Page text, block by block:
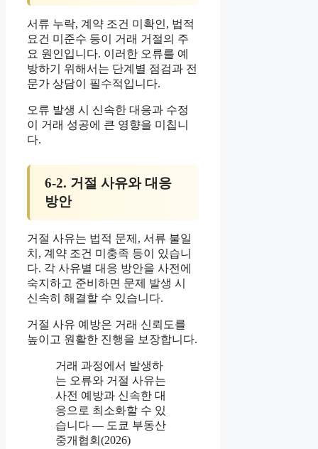
서류 누락, 계약 조건 미확인, 법적
요건 미준수 등이 거래 거절의 주
요 원인입니다. 이러한 오류를 예
방하기 위해서는 단계별 점검과 전
문가 상담이 필수적입니다.
오류 발생 시 신속한 대응과 수정
이 거래 성공에 큰 영향을 미칩니
다.
6-2. 거절 사유와 대응
방안
거절 사유는 법적 문제, 서류 불일
치, 계약 조건 미충족 등이 있습니
다. 각 사유별 대응 방안을 사전에
숙지하고 준비하면 문제 발생 시
신속히 해결할 수 있습니다.
거절 사유 예방은 거래 신뢰도를
높이고 원활한 진행을 보장합니다.
거래 과정에서 발생하
는 오류와 거절 사유는
사전 예방과 신속한 대
응으로 최소화할 수 있
습니다 — 도쿄 부동산
중개협회(2026)